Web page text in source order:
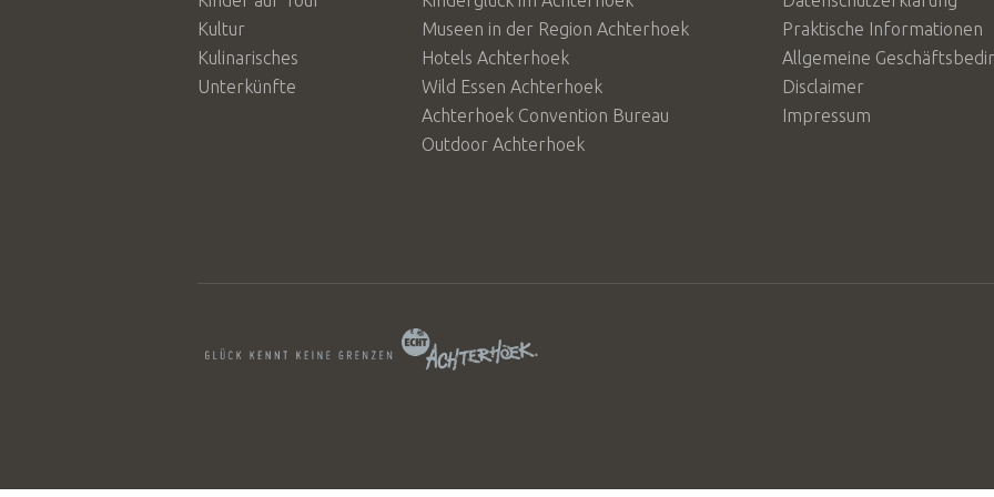
Kultur
Kulinarisches
Unterkünfte
Museen in der Region Achterhoek
Hotels Achterhoek
Wild Essen Achterhoek
Achterhoek Convention Bureau
Outdoor Achterhoek
Praktische Informationen
Allgemeine
Disclaimer
Impressum